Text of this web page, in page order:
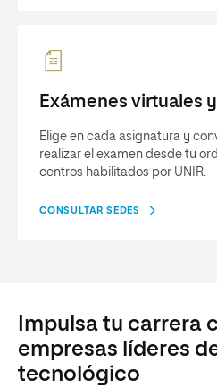
Exámenes virtuales
Elige en cada asignatura y
realizar el examen desde tu
centros habilitados por UNIR.
CONSULTAR SEDES
Impulsa tu carrera
empresas líderes
tecnológico